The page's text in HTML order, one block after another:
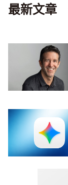
最新文章